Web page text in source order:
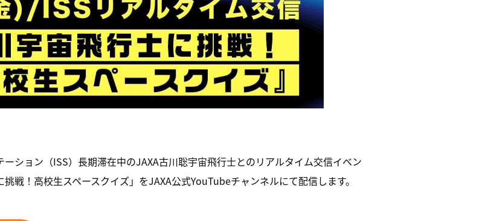
ション（ISS）長期滞在中のJAXA古川聡宇宙飛行士とのリアルタイム交信イベン
戦！高校生スペースクイズ」をJAXA公式YouTubeチャンネルにて配信します。